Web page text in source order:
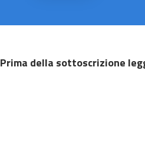
Prima della sottoscrizione